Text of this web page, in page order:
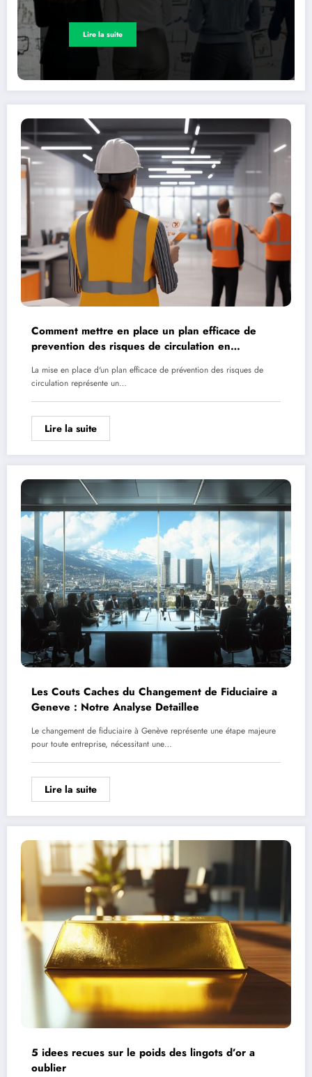
Lire la suite
Comment mettre en place un plan efficace de
prevention des risques de circulation en
La mise en place d'un plan efficace de prévention des risques de
circulation représente un…
Lire la suite
Les Couts Caches du Changement de Fiduciaire a
Geneve : Notre Analyse Detaillee
Le changement de fiduciaire à Genève représente une étape majeure
pour toute entreprise, nécessitant une…
Lire la suite
5 idees recues sur le poids des lingots d’or a
oublier